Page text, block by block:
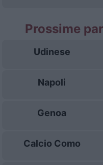
Prossime
Udinese
Napoli
Genoa
Calcio Como